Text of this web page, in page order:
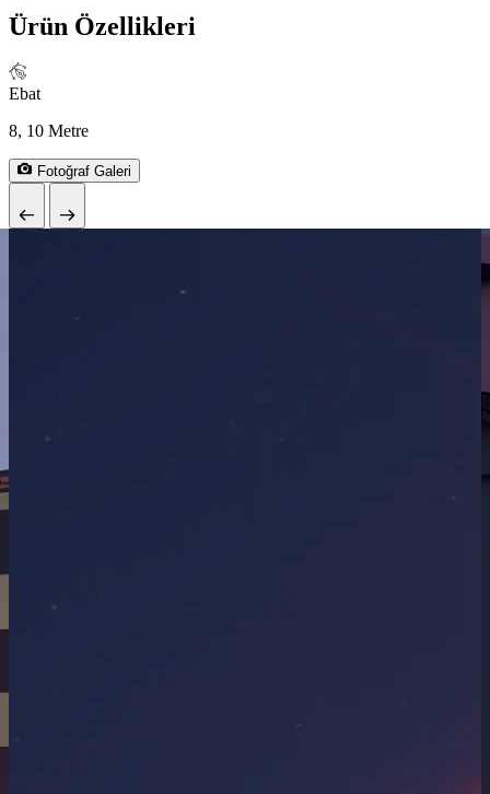
Ürün Özellikleri
Ebat
8, 10 Metre
Fotoğraf Galeri